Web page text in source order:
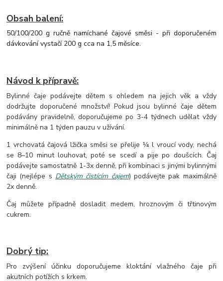
Obsah balení:
50/100/200 g ručně namíchané čajové směsi - při doporučeném
dávkování vystačí 200 g cca na 1,5 měsíce.
Návod k přípravě:
Bylinné čaje podávejte dětem s ohledem na jejich věk a vždy
dodržujte doporučené množství! Pokud jsou bylinné čaje dětem
podávány pravidelně, doporučujeme po 3-4 týdnech udělat vždy
minimálně na 1 týden pauzu v užívání.
1 vrchovatá čajová lžička směsi se přelije ¼ l vroucí vody, nechá
se 8–10 minut louhovat, poté se scedí a pije po doušcích. Čaj
podávejte samostatně 1-3x denně, při kombinaci s jinými bylinnými
čaji (nejlépe s Dětským čistícím čajem) podávejte pak maximálně
2x denně.
Čaj můžete případně dosladit medem, hroznovým či třtinovým
cukrem.
Dobrý tip:
Pro zvýšení účinku doporučujeme kloktání vlažného čaje při
akutních potížích s krkem.